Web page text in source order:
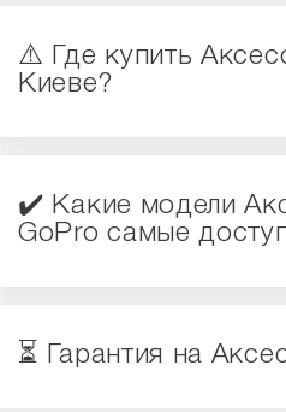
⚠️ Где купить
Киеве?
✔️ Какие модели
GoPro самые
⏳ Гарантия на